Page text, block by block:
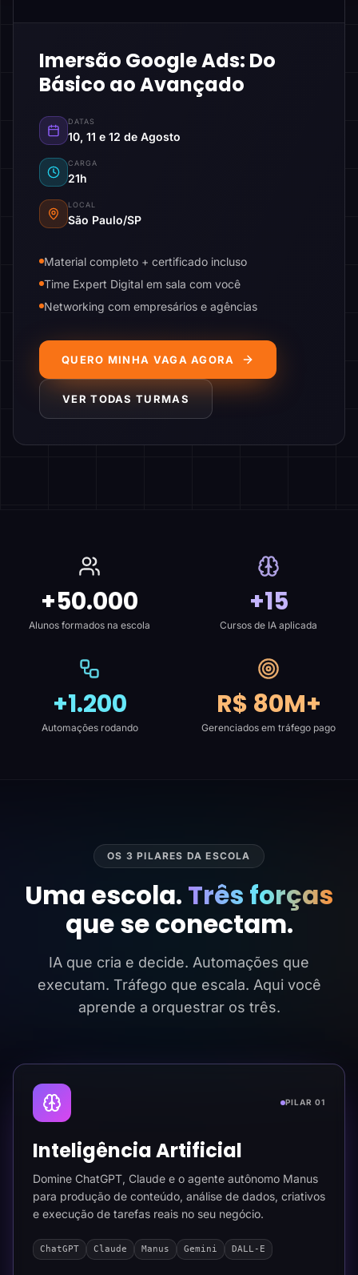
Imersão Google Ads: Do
Básico ao Avançado
DATAS
10, 11 e 12 de Agosto
CARGA
21h
LOCAL
São Paulo/SP
Material completo + certificado incluso
Time Expert Digital em sala com você
Networking com empresários e agências
QUERO MINHA VAGA AGORA
VER TODAS TURMAS
+50.000
Alunos formados na escola
+15
Cursos de IA aplicada
+1.200
Automações rodando
R$ 80M+
Gerenciados em tráfego pago
OS 3 PILARES DA ESCOLA
Uma escola. Três forças
que se conectam.
IA que cria e decide. Automações que
executam. Tráfego que escala. Aqui você
aprende a orquestrar os três.
PILAR 01
Inteligência Artificial
Domine ChatGPT, Claude e o agente autônomo Manus
para produção de conteúdo, análise de dados, criativos
e execução de tarefas reais no seu negócio.
ChatGPT Claude Manus Gemini DALL-E